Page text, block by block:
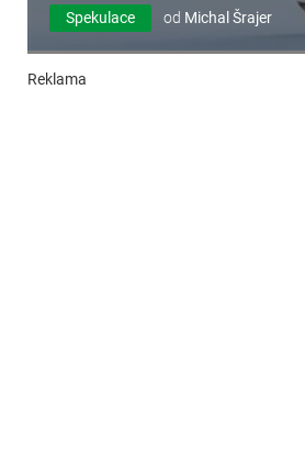
Spekulace od Michal Šrajer
Reklama